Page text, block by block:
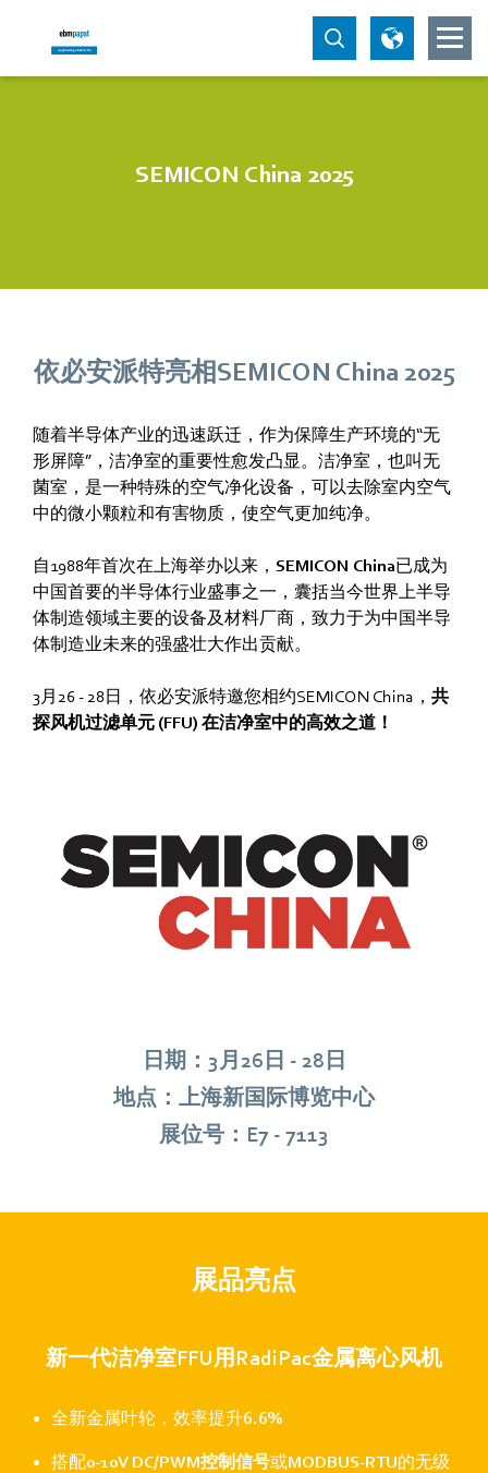
SEMICON China 2025
依必安派特亮相SEMICON China 2025
随着半导体产业的迅速跃迁，作为保障生产环境的“无
形屏障”，洁净室的重要性愈发凸显。洁净室，也叫无
菌室，是一种特殊的空气净化设备，可以去除室内空气
中的微小颗粒和有害物质，使空气更加纯净。
自1988年首次在上海举办以来， SEMICON China已成为
中国首要的半导体行业盛事之一，囊括当今世界上半导
体制造领域主要的设备及材料厂商，致力于为中国半导
体制造业未来的强盛壮大作出贡献。
3月26 - 28日，依必安派特邀您相约SEMICON China， 共
探风机过滤单元 (FFU) 在洁净室中的高效之道！
日期：3月26日 - 28日
地点：上海新国际博览中心
展位号：E7 - 7113
展品亮点
新一代洁净室FFU用RadiPac金属离心风机
全新金属叶轮，效率提升6.6%
搭配0-10V DC/PWM控制信号或MODBUS-RTU的无级